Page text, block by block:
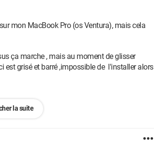
mon MacBook Pro (os Ventura), mais cela
ça marche , mais au moment de glisser
est grisé et barré ,impossible de l'installer alors
la suite